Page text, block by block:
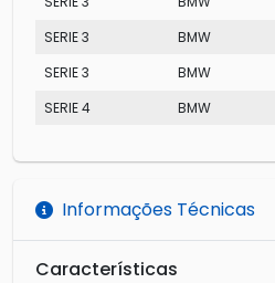
SERIE 3
BMW
SERIE 3
BMW
SERIE 4
BMW
Informações Técnicas
Características